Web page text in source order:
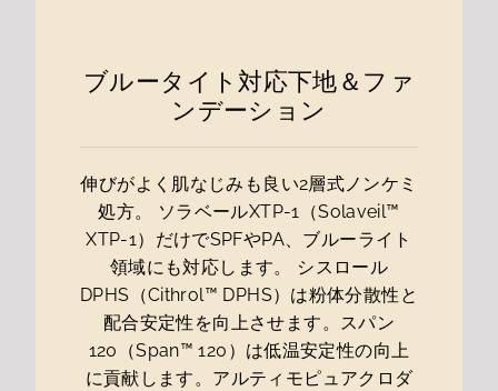
ブルータイト対応下地＆ファ
ンデーション
伸びがよく肌なじみも良い2層式ノンケミ
処方。 ソラベールXTP-1（Solaveil™
XTP-1）だけでSPFやPA、ブルーライト
領域にも対応します。 シスロール
DPHS（Cithrol™ DPHS）は粉体分散性と
配合安定性を向上させます。スパン
120（Span™ 120）は低温安定性の向上
に貢献します。アルティモピュアクロダ